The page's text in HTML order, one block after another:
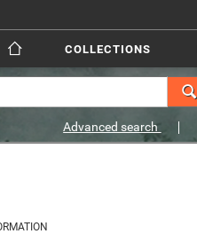
COLLECTIONS
Advanced search